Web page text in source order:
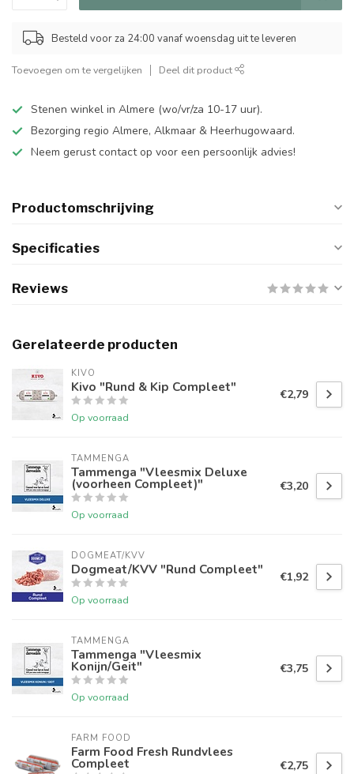
Besteld voor za 24:00 vanaf woensdag uit te leveren
Toevoegen om te vergelijken Deel dit product
Stenen winkel in Almere (wo/vr/za 10-17 uur).
Bezorging regio Almere, Alkmaar & Heerhugowaard.
Neem gerust contact op voor een persoonlijk advies!
Productomschrijving
Specificaties
Reviews
Gerelateerde producten
KIVO
Kivo "Rund & Kip Compleet"
Op voorraad
€2,79
TAMMENGA
Tammenga "Vleesmix Deluxe
(voorheen Compleet)"
Op voorraad
€3,20
DOGMEAT/KVV
Dogmeat/KVV "Rund Compleet"
Op voorraad
€1,92
TAMMENGA
Tammenga "Vleesmix
Konijn/Geit"
Op voorraad
€3,75
FARM FOOD
Farm Food Fresh Rundvlees
Compleet €2,75